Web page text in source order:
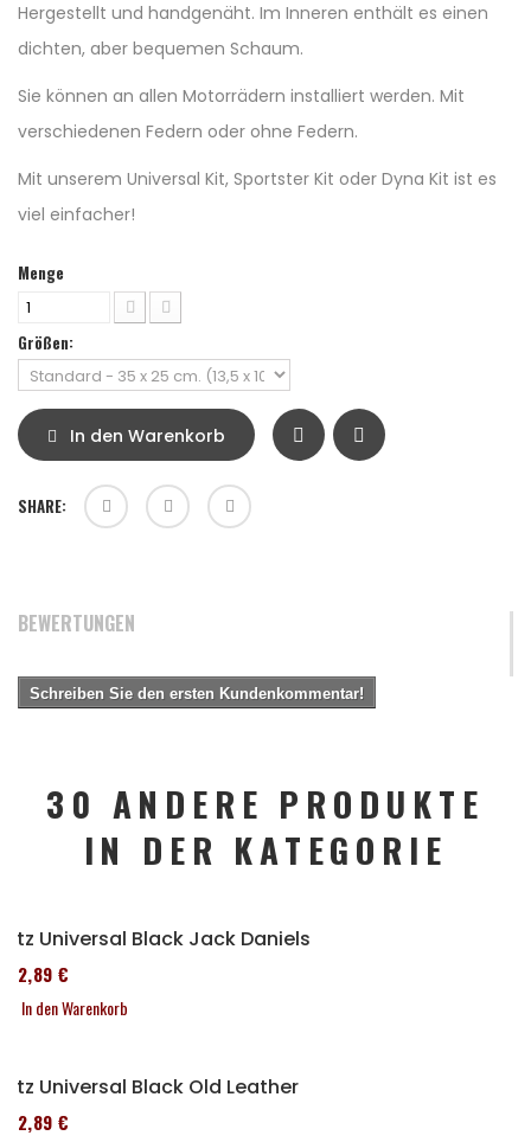
Hergestellt und handgenäht. Im Inneren enthält es einen
dichten, aber bequemen Schaum.
Sie können an allen Motorrädern installiert werden. Mit
verschiedenen Federn oder ohne Federn.
Mit unserem Universal Kit, Sportster Kit oder Dyna Kit ist es
viel einfacher!
Menge
Größen:
In den Warenkorb
SHARE:
BEWERTUNGEN
Schreiben Sie den ersten Kundenkommentar!
30 ANDERE PRODUKTE
IN DER KATEGORIE
Sitz Universal Black Jack Daniels
152,89 €
In den Warenkorb
Sitz Universal Black Old Leather
152,89 €